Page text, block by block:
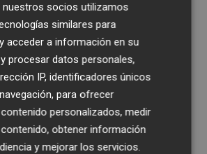
del día 12, con más de 24.000
València lanza un decálogo para
seguridad
socios utilizamos
similares para
acceder a información en su
procesar datos personales,
IP, identificadores únicos
para ofrecer
personalizados, medir
obtener información
y mejorar los servicios.